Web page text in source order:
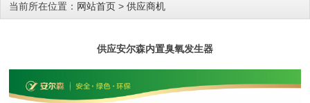
当前所在位置： 网站首页 > 供应商机
供应安尔森内置臭氧发生器